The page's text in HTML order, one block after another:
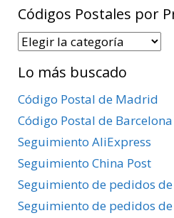
Códigos Postales por
Códigos
por
Provincias
Lo más buscado
Código Postal de Madrid
Código Postal de Barcelona
Seguimiento AliExpress
Seguimiento China Post
Seguimiento de pedidos de
Seguimiento de pedidos de